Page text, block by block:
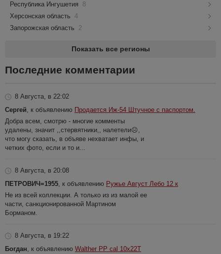
Республика Ингушетия
8
Херсонская область 4
Запорожская область
2
Показать все регионы
Последние комментарии
8 Августа, в 22:02
Сергей , к объявлению Продается Иж-54 Штучное с паспортом.
Добра всем, смотрю - многие комменты
удалены, значит ,,стервятники,, налетели☹️,
что могу сказать, в объяве нехватает инфы, и
четких фото, если и то и...
8 Августа, в 20:08
ПЕТРОВИЧ=1955 , к объявлению Ружье Август Лебо 12 к
Не из всей коллекции. А только из из малой ее
части, санкционированной Мартином
Борманом.
8 Августа, в 19:22
Богдан , к объявлению Walther PP cal 10x22T